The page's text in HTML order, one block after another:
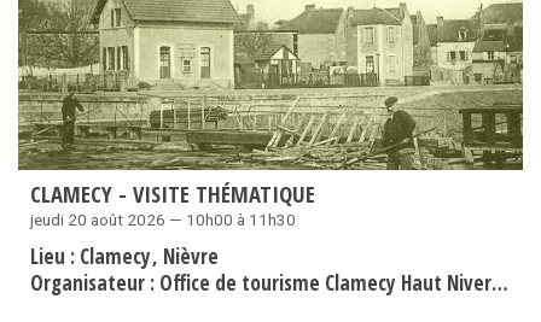
CLAMECY - VISITE THÉMATIQUE
jeudi 20 août 2026 — 10h00 à 11h30
Lieu : Clamecy Nièvre
Organisateur : Office de tourisme Clamecy Haut Nivernais